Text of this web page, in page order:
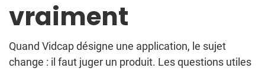
vraiment
Quand Vidcap désigne une application, le sujet
change : il faut juger un produit. Les questions utiles